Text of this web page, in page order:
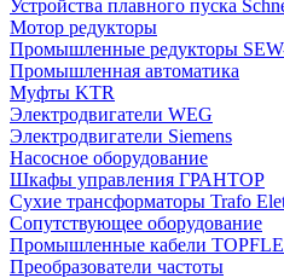
Устройства плавного пуска
Мотор редукторы
Промышленные редукторы
Промышленная автоматика
Муфты KTR
Электродвигатели WEG
Электродвигатели Siemens
Насосное оборудование
Шкафы управления ГРАНТОР
Сухие трансформаторы Trafo
Сопутствующее оборудование
Промышленные кабели
Преобразователи частоты